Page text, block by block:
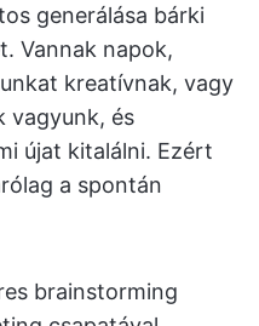
generálása bárki
Vannak napok,
kreatívnak, vagy
vagyunk, és
újat kitalálni. Ezért
a spontán
brainstorming